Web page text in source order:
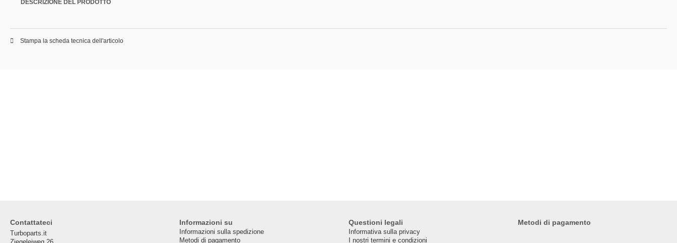
DESCRIZIONE DEL PRODOTTO
Stampa la scheda tecnica dell'articolo
Contattateci
Turboparts.it
Informazioni su
Informazioni sulla spedizione
Metodi di pagamento
Questioni legali
Informativa sulla privacy
I nostri termini e condizioni
Metodi di pagamento